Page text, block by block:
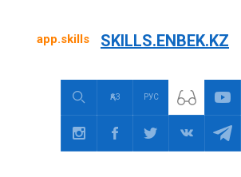
app.skills SKILLS.ENBEK.KZ
ҚАЗ РУС